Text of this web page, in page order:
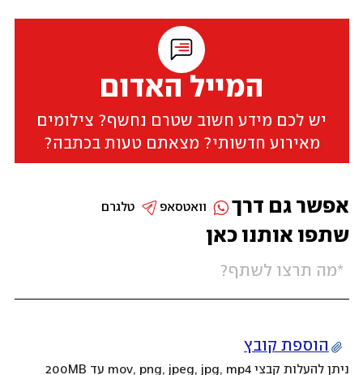
המייל האדום
יש לכם מידע חשוב שטרם נחשף? צילומים
מאירוע חדשותי? מצאתם טעות בכתבה?
שתפו אותנו כאן
הוספת קובץ
ניתן להעלות קבצי mov, png, jpeg, jpg, mp4 עד 200MB
אפשר גם דרך טלגרם וואטסאפ